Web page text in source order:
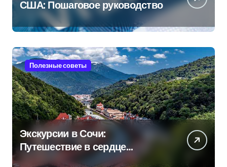
США: Пошаговое руководство
Полезные советы
Экскурсии в Сочи:
Путешествие в сердце
Черноморского курорта